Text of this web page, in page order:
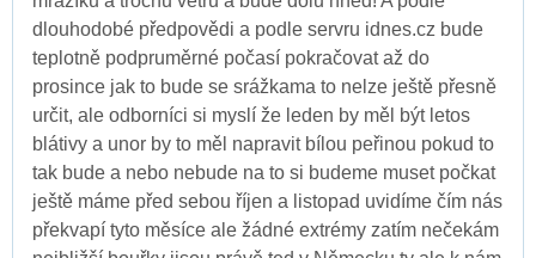
dlouhodobé předpovědi a podle servru idnes.cz bude
teplotně podpruměrné počasí pokračovat až do
prosince jak to bude se srážkama to nelze ještě přesně
určit, ale odborníci si myslí že leden by měl být letos
blátivy a unor by to měl napravit bílou peřinou pokud to
tak bude a nebo nebude na to si budeme muset počkat
ještě máme před sebou říjen a listopad uvidíme čím nás
překvapí tyto měsíce ale žádné extrémy zatím nečekám